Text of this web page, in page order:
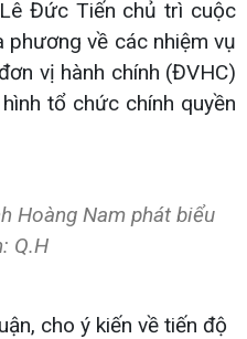
Đức Tiến chủ trì cuộc
phương về các nhiệm vụ
vị hành chính (ĐVHC)
tổ chức chính quyền
Hoàng Nam phát biểu
Q.H
cho ý kiến về tiến độ